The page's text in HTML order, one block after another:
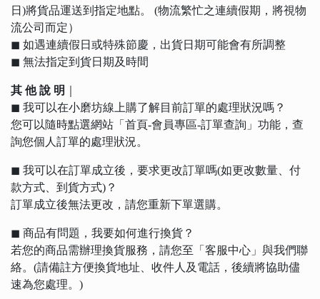
日)將貨品運送到指定地點。 (物流繁忙之連續假期，將視物
流公司而定）
◼︎ 如遇連續假日或特殊節慶，出貨日期可能會有所調整
◼︎ 無法指定到貨日期及時間
其 他 說 明
◼︎ 我可以在小磨坊線上購了解目前訂單的處理狀況嗎？
您可以隨時點選網站「首頁-會員專區-訂單查詢」功能，查
詢您個人訂單的處理狀況。
◼︎ 我可以在訂單成立後，要求更改訂單嗎(如更改數量、付
款方式、到貨方式)？
訂單成立後無法更改，請您重新下單選購。
◼︎ 商品有問題，我要如何進行換貨？
若您的商品需辦理換貨服務，請您至「客服中心」與我們聯
絡。(請備註方便換貨地址、收件人及電話，後續將協助儘
速為您處理。)